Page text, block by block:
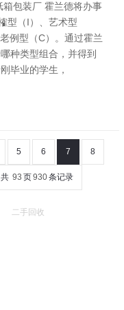
包装厂 霍兰德将办事
型（I）、艺术型
例型（C）。通过霍兰
种类型组合，并得到
毕业的学生，
5 6 7 8
共 93 页930条记录
二手回收